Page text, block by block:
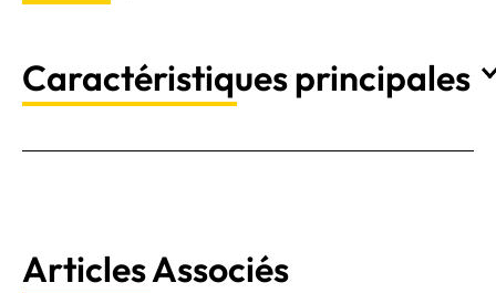
Caractéristiques principales
Articles Associés